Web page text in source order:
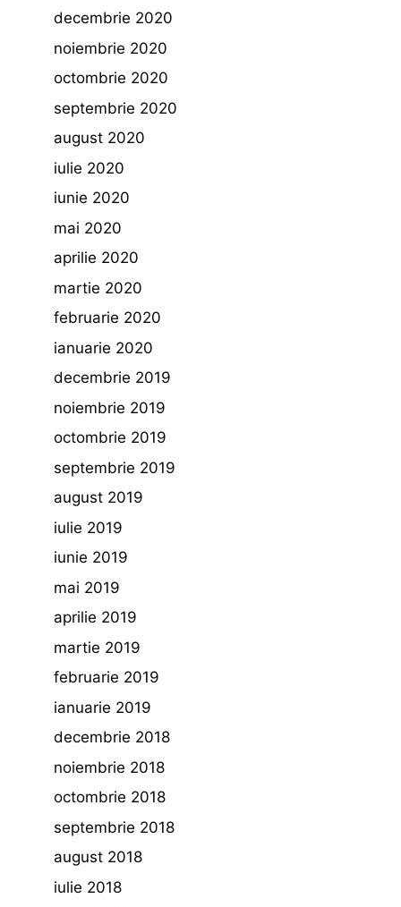
decembrie 2020
noiembrie 2020
octombrie 2020
septembrie 2020
august 2020
iulie 2020
iunie 2020
mai 2020
aprilie 2020
martie 2020
februarie 2020
ianuarie 2020
decembrie 2019
noiembrie 2019
octombrie 2019
septembrie 2019
august 2019
iulie 2019
iunie 2019
mai 2019
aprilie 2019
martie 2019
februarie 2019
ianuarie 2019
decembrie 2018
noiembrie 2018
octombrie 2018
septembrie 2018
august 2018
iulie 2018